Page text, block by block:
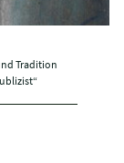
Tradition